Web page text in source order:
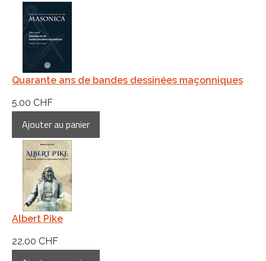
Quarante ans de bandes dessinées maçonniques
5.00 CHF
Albert Pike
22.00 CHF